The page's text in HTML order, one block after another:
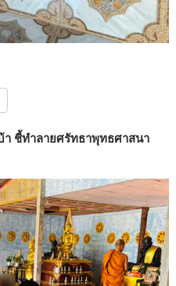
า ชี้ทำลายศรัทธาพุทธศาสนา